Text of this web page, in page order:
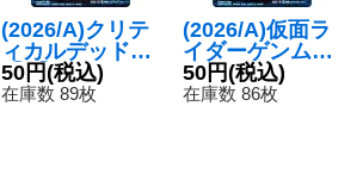
(2026/A)クリテ
ィカルデッド
【C】{26RCB0
1-070}《青》
50円(税込)
在庫数 89枚
(2026/A)仮面ラ
イダーゲンムア
クションゲーマ
ーレベル0【C】
50円(税込)
在庫数 86枚